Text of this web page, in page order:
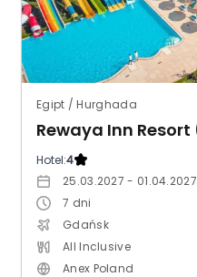
Egipt / Hurghada
Hotel:4
25.03.2027 - 01.04.2027
7 dni
Gdańsk
All Inclusive
Anex Poland